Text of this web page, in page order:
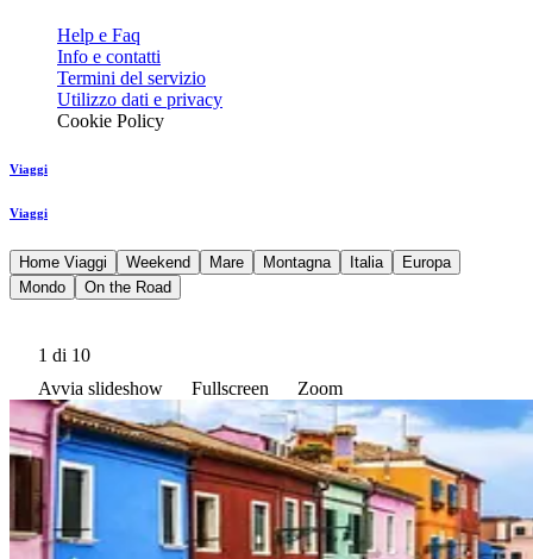
Help e Faq
Info e contatti
Termini del servizio
Utilizzo dati e privacy
Cookie Policy
Viaggi
Viaggi
Home Viaggi Weekend Mare Montagna Italia
Europa
Mondo
On the Road
1 di 10
Avvia slideshow
Fullscreen Zoom